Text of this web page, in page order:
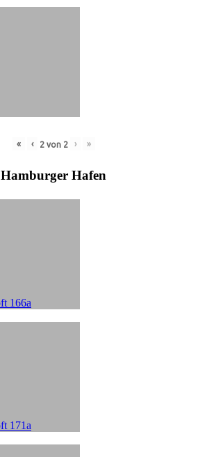
« ‹ 2von 2 › »
Hamburger Hafen